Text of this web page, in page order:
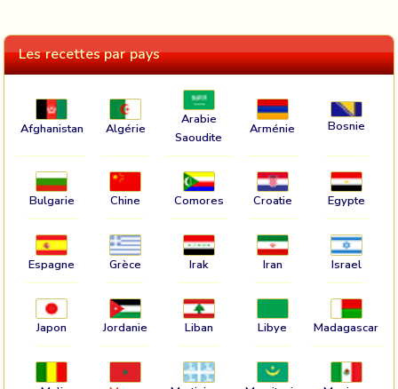
Les recettes par pays
Afghanistan Algérie
Arabie
Saoudite
Arménie Bosnie
Bulgarie Chine Comores Croatie Egypte
Espagne Grèce Irak Iran Israel
Japon Jordanie Liban Libye Madagascar